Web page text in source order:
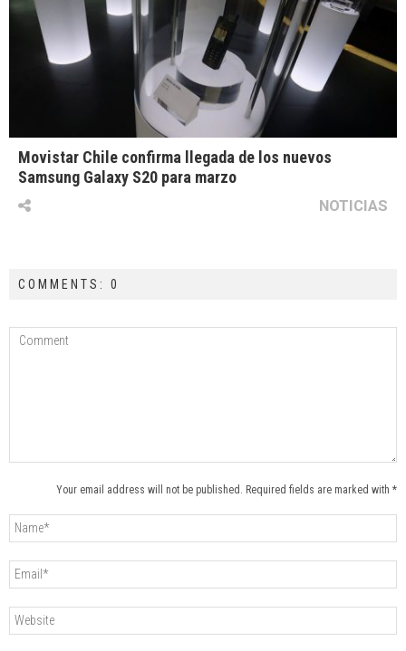
Movistar Chile confirma llegada de los nuevos
Samsung Galaxy S20 para marzo
NOTICIAS
COMMENTS: 0
Your email address will not be published. Required fields are marked with *